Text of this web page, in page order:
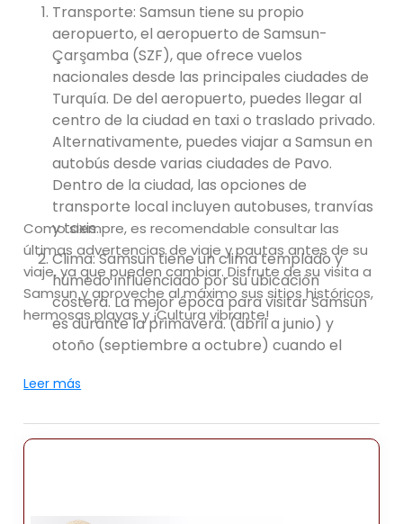
Transporte: Samsun tiene su propio
aeropuerto, el aeropuerto de Samsun-
Çarşamba (SZF), que ofrece vuelos
nacionales desde las principales ciudades de
Turquía. De del aeropuerto, puedes llegar al
centro de la ciudad en taxi o traslado privado.
Alternativamente, puedes viajar a Samsun en
autobús desde varias ciudades de Pavo.
Dentro de la ciudad, las opciones de
transporte local incluyen autobuses, tranvías
y taxis.
Clima: Samsun tiene un clima templado y
húmedo influenciado por su ubicación
costera. La mejor época para visitar Samsun
es durante la primavera. (abril a junio) y
otoño (septiembre a octubre) cuando el
y menos precipitaciones. Los veranos son
Como siempre, es recomendable consultar las
últimas advertencias de viaje y pautas antes de su
viaje, ya que pueden cambiar. Disfrute de su visita a
Samsun y aproveche al máximo sus sitios históricos,
hermosas playas y ¡Cultura vibrante!
Leer más